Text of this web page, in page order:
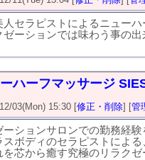
人セラピストによるニューハ
ーションでは味わう事の
ハーフマッサージ
03(Mon) 15:30 [修正・削除] [管
ーションサロンでの勤務経験
ボディのセラピストによ
芯から癒す究極のリラクゼ